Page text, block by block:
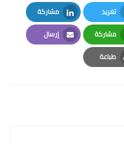
تغريد
Twitter
مشاركة
LinkedIn
مشاركة
Whatsapp
إرسال
Email
طباعة
Print